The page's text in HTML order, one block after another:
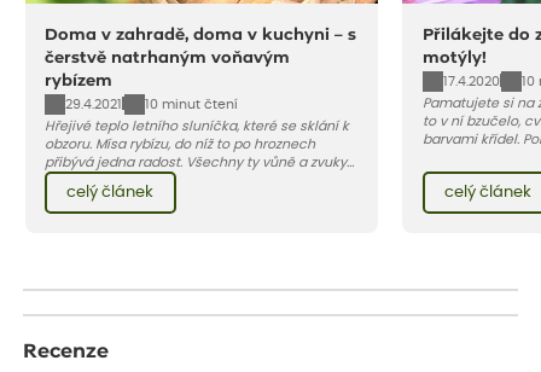
Doma v zahradě, doma v kuchyni – s
čerstvě natrhaným voňavým
rybízem
29.4.2021
10 minut čtení
Hřejivé teplo letního sluníčka, které se sklání k
obzoru. Mísa rybízu, do níž to po hroznech
přibývá jedna radost. Všechny ty vůně a zvuky
červencové zahrady. Sklizeň rybízu do kuchyně
vnese neuvěřitelný klid a radost. A taky trochu
bezstarostnosti dětství při mlsání babiččina
celý článek
Přilákejte do
motýly!
17.4.2020
10
Pamatujete si na
to v ní bzučelo,
barvami křídel.
rostlin měli
zahradu rádi
desetiletích
celý článek
Recenze